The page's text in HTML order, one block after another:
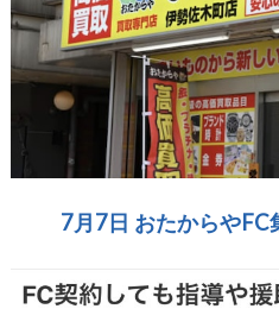
7月7日 おたからやFC